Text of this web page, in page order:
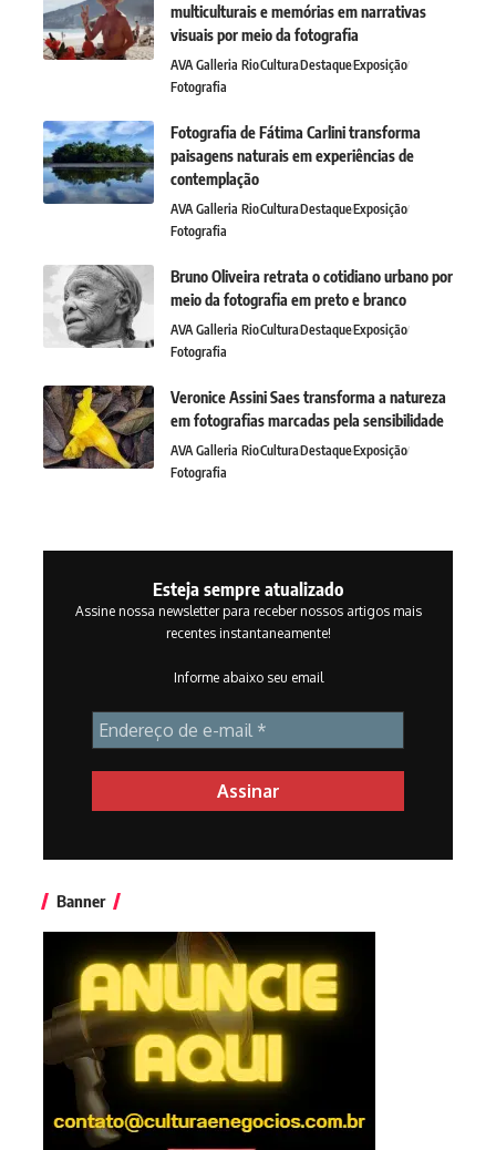
multiculturais e memórias em narrativas
visuais por meio da fotografia
AVA Galleria RioCulturaDestaqueExposição
Fotografia
Fotografia de Fátima Carlini transforma
paisagens naturais em experiências de
contemplação
AVA Galleria RioCulturaDestaqueExposição
Fotografia
Bruno Oliveira retrata o cotidiano urbano por
meio da fotografia em preto e branco
AVA Galleria RioCulturaDestaqueExposição
Fotografia
Veronice Assini Saes transforma a natureza
em fotografias marcadas pela sensibilidade
AVA Galleria RioCulturaDestaqueExposição
Fotografia
Esteja sempre atualizado
Assine nossa newsletter para receber nossos artigos mais
recentes instantaneamente!
Informe abaixo seu email
Banner